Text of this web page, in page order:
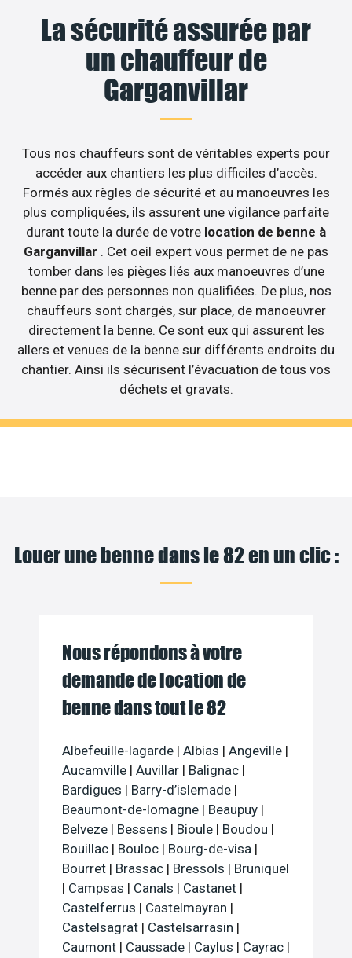
La sécurité assurée par
un chauffeur de
Garganvillar
Tous nos chauffeurs sont de véritables experts pour
accéder aux chantiers les plus difficiles d’accès.
Formés aux règles de sécurité et au manoeuvres les
plus compliquées, ils assurent une vigilance parfaite
durant toute la durée de votre location de benne à
Garganvillar . Cet oeil expert vous permet de ne pas
tomber dans les pièges liés aux manoeuvres d’une
benne par des personnes non qualifiées. De plus, nos
chauffeurs sont chargés, sur place, de manoeuvrer
directement la benne. Ce sont eux qui assurent les
allers et venues de la benne sur différents endroits du
chantier. Ainsi ils sécurisent l’évacuation de tous vos
déchets et gravats.
Louer une benne dans le 82 en un clic :
Nous répondons à votre
demande de location de
benne dans tout le 82
Albefeuille-lagarde | Albias | Angeville |
Aucamville | Auvillar | Balignac |
Bardigues | Barry-d’islemade |
Beaumont-de-lomagne | Beaupuy |
Belveze | Bessens | Bioule | Boudou |
Bouillac | Bouloc | Bourg-de-visa |
Bourret | Brassac | Bressols | Bruniquel
| Campsas | Canals | Castanet |
Castelferrus | Castelmayran |
Castelsagrat | Castelsarrasin |
Caumont | Caussade | Caylus | Cayrac |